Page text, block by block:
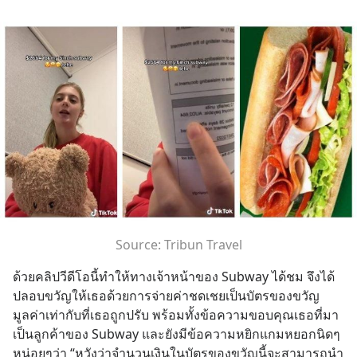
Source: Tribun Travel
ด้วยคลิปวีดีโอนี้ทำให้ทางเจ้าหน้าของ Subway ได้ชม จึงได้
ปลอบขวัญให้เธอด้วยการจ่ายค่าชดเชยเป็นบัตรของขวัญ
มูลค่าเท่ากับที่เธอถูกปรับ พร้อมทั้งข้อความขอบคุณเธอที่มา
เป็นลูกค้าของ Subway และยังมีข้อความหยิกแกมหยอกนิดๆ
หน่อยๆว่า “หวังว่าจำนวนเงินในบัตรของขวัญนี้จะสามารถนำ